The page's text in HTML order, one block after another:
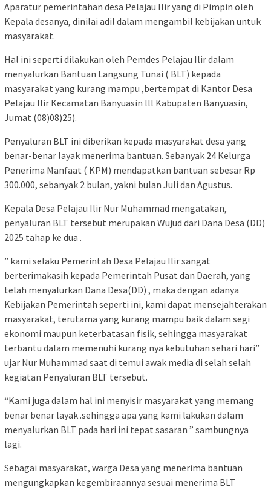
Aparatur pemerintahan desa Pelajau Ilir yang di Pimpin oleh
Kepala desanya, dinilai adil dalam mengambil kebijakan untuk
masyarakat.
Hal ini seperti dilakukan oleh Pemdes Pelajau Ilir dalam
menyalurkan Bantuan Langsung Tunai ( BLT) kepada
masyarakat yang kurang mampu ,bertempat di Kantor Desa
Pelajau Ilir Kecamatan Banyuasin lll Kabupaten Banyuasin,
Jumat (08)08)25).
Penyaluran BLT ini diberikan kepada masyarakat desa yang
benar-benar layak menerima bantuan. Sebanyak 24 Kelurga
Penerima Manfaat ( KPM) mendapatkan bantuan sebesar Rp
300.000, sebanyak 2 bulan, yakni bulan Juli dan Agustus.
Kepala Desa Pelajau Ilir Nur Muhammad mengatakan,
penyaluran BLT tersebut merupakan Wujud dari Dana Desa (DD)
2025 tahap ke dua .
” kami selaku Pemerintah Desa Pelajau Ilir sangat
berterimakasih kepada Pemerintah Pusat dan Daerah, yang
telah menyalurkan Dana Desa(DD) , maka dengan adanya
Kebijakan Pemerintah seperti ini, kami dapat mensejahterakan
masyarakat, terutama yang kurang mampu baik dalam segi
ekonomi maupun keterbatasan fisik, sehingga masyarakat
terbantu dalam memenuhi kurang nya kebutuhan sehari hari”
ujar Nur Muhammad saat di temui awak media di selah selah
kegiatan Penyaluran BLT tersebut.
“Kami juga dalam hal ini menyisir masyarakat yang memang
benar benar layak .sehingga apa yang kami lakukan dalam
menyalurkan BLT pada hari ini tepat sasaran ” sambungnya
lagi.
Sebagai masyarakat, warga Desa yang menerima bantuan
mengungkapkan kegembiraannya sesuai menerima BLT